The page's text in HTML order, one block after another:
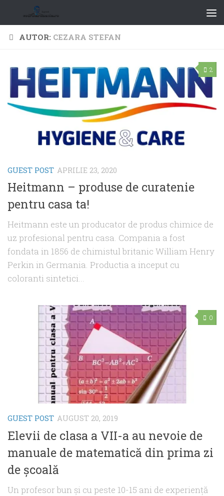
AUTOR: CEZARA STEFAN
2
GUEST POST APRILIE 23, 2020
Heitmann – produse de curatenie
pentru casa ta!
Heitmann este un producator de produs chimice de
uz profesional pentru casa. Compania a fost
fondata in 1856 de chimistul britanic William Henry
Perkin in Germania. Productia a inceput cu
coloranti sintetici...
0
GUEST POST AUGUST 20, 2019
Elevii de clasa a VII-a au nevoie de
manuale de matematică din prima zi
de şcoală
Un profesor bun şi cu peste 10-15 ani de experienţă